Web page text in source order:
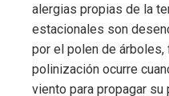
alergias propias de la
estacionales son
por el polen de
polinización ocurre
viento para propagar su